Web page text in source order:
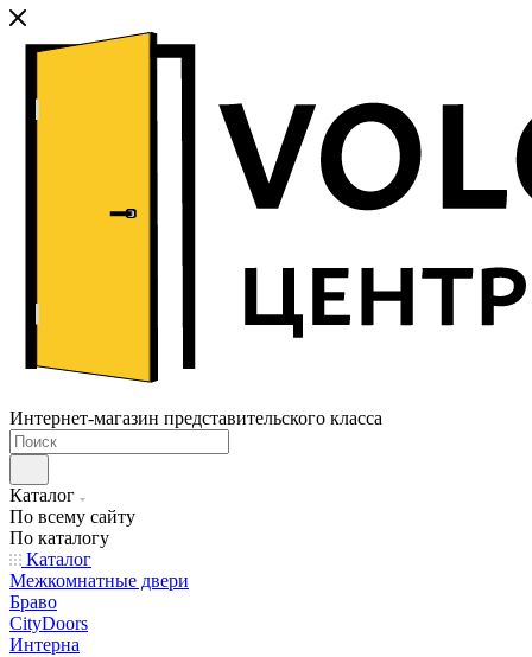
Интернет-магазин представительского класса
Каталог
По всему сайту
По каталогу
Каталог
Межкомнатные двери
Браво
CityDoors
Интерна